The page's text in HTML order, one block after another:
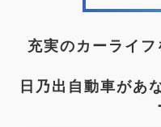
充実のカーライ
日乃出自動車があ